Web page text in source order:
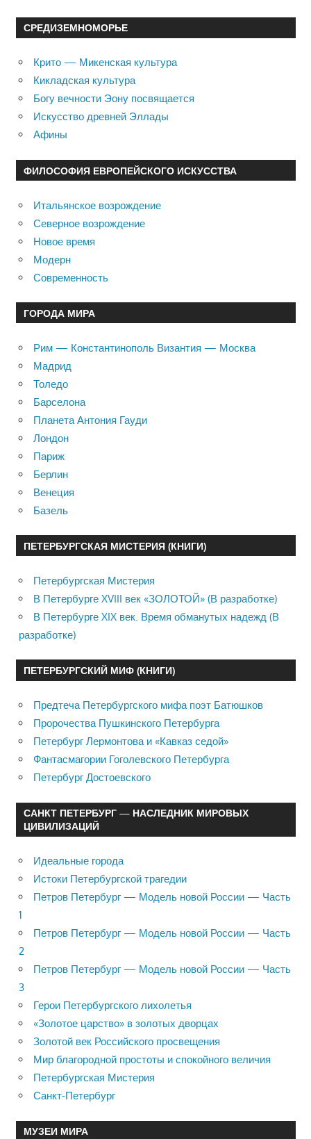
СРЕДИЗЕМНОМОРЬЕ
Крито — Микенская культура
Кикладская культура
Богу вечности Эону посвящается
Искусство древней Эллады
Афины
ФИЛОСОФИЯ ЕВРОПЕЙСКОГО ИСКУССТВА
Итальянское возрождение
Северное возрождение
Новое время
Модерн
Современность
ГОРОДА МИРА
Рим — Константинополь Византия — Москва
Мадрид
Толедо
Барселона
Планета Антония Гауди
Лондон
Париж
Берлин
Венеция
Базель
ПЕТЕРБУРГСКАЯ МИСТЕРИЯ (КНИГИ)
Петербургская Мистерия
В Петербурге XVIII век «ЗОЛОТОЙ» (В разработке)
В Петербурге XIX век. Время обманутых надежд (В
разработке)
ПЕТЕРБУРГСКИЙ МИФ (КНИГИ)
Предтеча Петербургского мифа поэт Батюшков
Пророчества Пушкинского Петербурга
Петербург Лермонтова и «Кавказ седой»
Фантасмагории Гоголевского Петербурга
Петербург Достоевского
САНКТ ПЕТЕРБУРГ — НАСЛЕДНИК МИРОВЫХ
ЦИВИЛИЗАЦИЙ
Идеальные города
Истоки Петербургской трагедии
Петров Петербург — Модель новой России — Часть
1
Петров Петербург — Модель новой России — Часть
2
Петров Петербург — Модель новой России — Часть
3
Герои Петербургского лихолетья
«Золотое царство» в золотых дворцах
Золотой век Российского просвещения
Мир благородной простоты и спокойного величия
Петербургская Мистерия
Санкт-Петербург
МУЗЕИ МИРА